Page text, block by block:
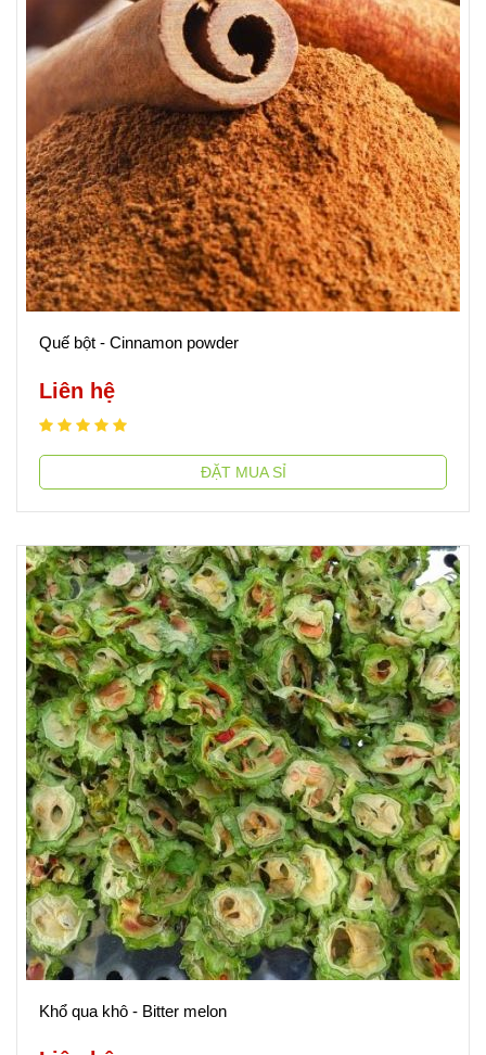
Quế bột - Cinnamon powder
Liên hệ
ĐẶT MUA SỈ
Khổ qua khô - Bitter melon